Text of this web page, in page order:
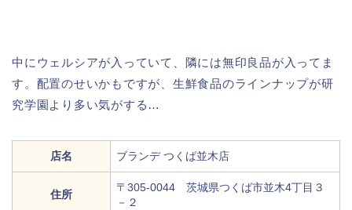
中にウェルシアが入っていて、隣には無印良品が入ってま
す。配置のせいかもですが、生鮮食品のラインナップが研
究学園より多い気がする…
店名 ブランデ つくば並木店
住所
〒305-0044 茨城県つくば市並木4丁目３
－２